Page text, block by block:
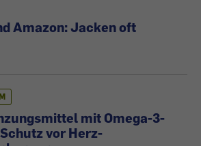
Amazon: Jacken oft
mit Omega-3-
vor Herz-